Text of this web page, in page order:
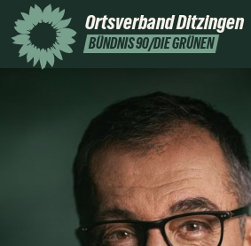
OrtsverbandDitzingen
BÜNDNIS 90/DIE GRÜNEN
Termine
Bund